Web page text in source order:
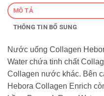
MÔ TẢ
THÔNG TIN BỔ SUNG
Nước uống Collagen
Water chứa tinh chất
Collagen nước khác. Bên
Hebora Collagen Enrich